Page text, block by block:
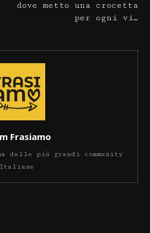
dove metto una crocetta
per ogni vi…
Frasiamo
delle più grandi community
Italiane